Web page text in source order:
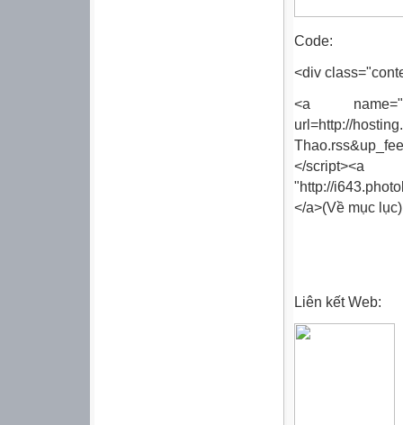
Code:
<div
<a
url=http://
</
"http://
</a>(Về mục lục)
Liên kết Web: